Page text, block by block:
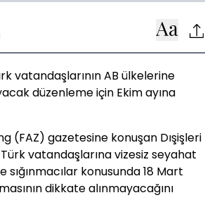
vatandaşlarının AB ülkelerine
düzenleme için Ekim ayına
(FAZ) gazetesine konuşan Dışişleri
vatandaşlarına vizesiz seyahat
sığınmacılar konusunda 18 Mart
dikkate alınmayacağını